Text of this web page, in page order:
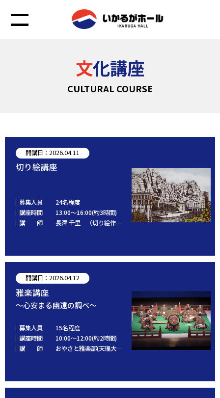
文化講座
CULTURAL COURSE
開講日：2026.04.11
切り絵講座
募集人員
24名程度
講座時間
13:00～16:00(約3時間)
講 師
長澤 千里 （切り絵作家）
開講日：2026.04.12
雅楽講座
～心安まる幽遠の調べ～
募集人員
15名程度
講座時間
10:00～12:00(約2時間)
講 師
おやさと雅楽部(天理大学雅楽部ＯＢ会)